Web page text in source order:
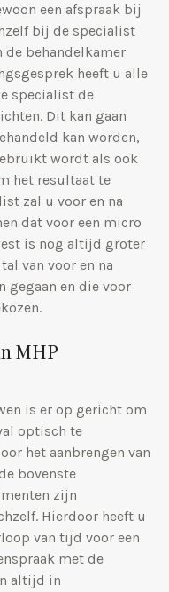
een afspraak bij
bij de specialist
de behandelkamer
heeft u alle
specialist de
Dit kan gaan
kan worden,
wordt als ook
het resultaat te
zal u voor en na
dat voor een micro
is nog altijd groter
van voor en na
gegaan en die voor
MHP
is er op gericht om
optisch te
het aanbrengen van
bovenste
zijn
Hierdoor heeft u
van tijd voor een
met de
altijd in